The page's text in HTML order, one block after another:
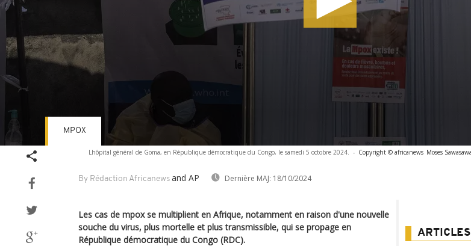
Lhôpital général de Goma, en République démocratique du Congo, le samedi 5 octobre 2024. - Copyright © africanews Moses
By Rédaction Africanews and AP Dernière MAJ: 18/10/2024
MPOX
Les cas de mpox se multiplient en Afrique, notamment en raison d'une nouvelle
souche du virus, plus mortelle et plus transmissible, qui se propage en
République démocratique du Congo (RDC).